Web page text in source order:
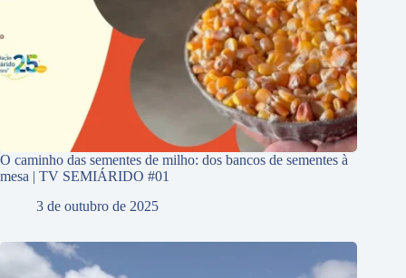
O caminho das sementes de milho: dos bancos de sementes à
mesa | TV SEMIÁRIDO #01
3 de outubro de 2025